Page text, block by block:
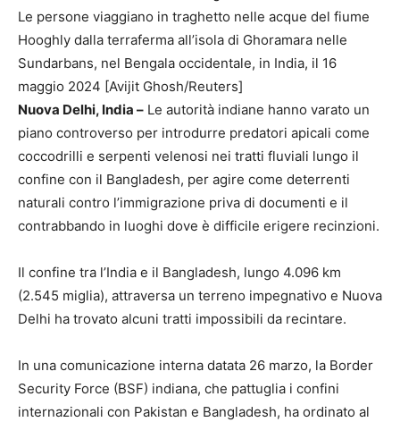
Le persone viaggiano in traghetto nelle acque del fiume
Hooghly dalla terraferma all’isola di Ghoramara nelle
Sundarbans, nel Bengala occidentale, in India, il 16
maggio 2024 [Avijit Ghosh/Reuters]
Nuova Delhi, India – Le autorità indiane hanno varato un
piano controverso per introdurre predatori apicali come
coccodrilli e serpenti velenosi nei tratti fluviali lungo il
confine con il Bangladesh, per agire come deterrenti
naturali contro l’immigrazione priva di documenti e il
contrabbando in luoghi dove è difficile erigere recinzioni.
Il confine tra l’India e il Bangladesh, lungo 4.096 km
(2.545 miglia), attraversa un terreno impegnativo e Nuova
Delhi ha trovato alcuni tratti impossibili da recintare.
In una comunicazione interna datata 26 marzo, la Border
Security Force (BSF) indiana, che pattuglia i confini
internazionali con Pakistan e Bangladesh, ha ordinato al